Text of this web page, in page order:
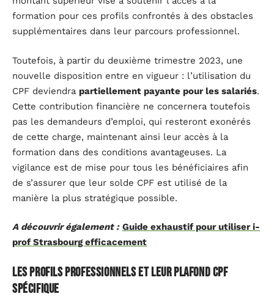
formation pour ces profils confrontés à des obstacles
supplémentaires dans leur parcours professionnel.
Toutefois, à partir du deuxième trimestre 2023, une
nouvelle disposition entre en vigueur : l’utilisation du
CPF deviendra partiellement payante pour les salariés.
Cette contribution financière ne concernera toutefois
pas les demandeurs d’emploi, qui resteront exonérés
de cette charge, maintenant ainsi leur accès à la
formation dans des conditions avantageuses. La
vigilance est de mise pour tous les bénéficiaires afin
de s’assurer que leur solde CPF est utilisé de la
manière la plus stratégique possible.
A découvrir également : Guide exhaustif pour utiliser i-
prof Strasbourg efficacement
Les profils professionnels et leur plafond CPF
spécifique